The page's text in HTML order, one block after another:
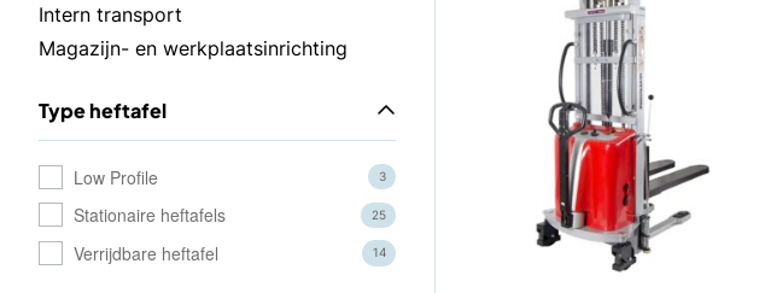
Intern transport
Magazijn- en werkplaatsinrichting
Type heftafel
Low Profile 3
Stationaire heftafels 25
Verrijdbare heftafel 14